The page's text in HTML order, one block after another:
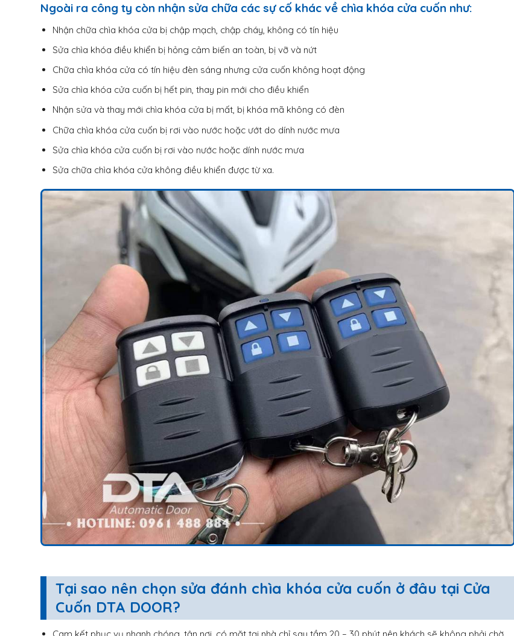
Ngoài ra công ty còn nhận sửa chữa các sự cố khác về chìa khóa cửa cuốn như:
Nhận chữa chìa khóa cửa bị chập mạch, chập cháy, không có tín hiệu
Sửa chìa khóa điều khiển bị hỏng cảm biến an toàn, bị vỡ và nứt
Chữa chìa khóa cửa có tín hiệu đèn sáng nhưng cửa cuốn không hoạt động
Sửa chìa khóa cửa cuốn bị hết pin, thay pin mới cho điều khiển
Nhận sửa và thay mới chìa khóa cửa bị mất, bị khóa mã không có đèn
Chữa chìa khóa cửa cuốn bị rơi vào nước hoặc ướt do dính nước mưa
Sửa chìa khóa cửa cuốn bị rơi vào nước hoặc dính nước mưa
Sửa chữa chìa khóa cửa không điều khiển được từ xa.
Tại sao nên chọn sửa đánh chìa khóa cửa cuốn ở đâu tại Cửa
Cuốn DTA DOOR?